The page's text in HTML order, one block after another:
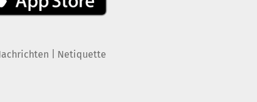
Netiquette